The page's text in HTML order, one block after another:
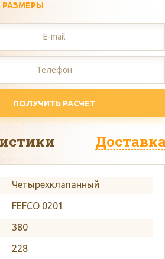
РАЗМЕРЫ
ПОЛУЧИТЬ РАСЧЕТ
Четырехклапанный
FEFCO 0201
380
228